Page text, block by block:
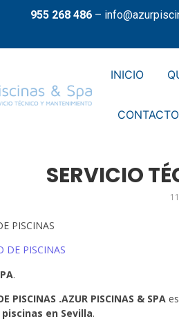
955 268 486 –
INICIO
CONTACTO
SERVICIO
PISCINAS
.
PISCINAS .AZUR PISCINAS & SPA
en Sevilla.